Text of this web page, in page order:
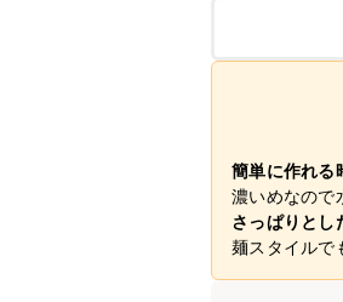
簡単に作れる
濃いめなので
さっぱりとし
麺スタイルで